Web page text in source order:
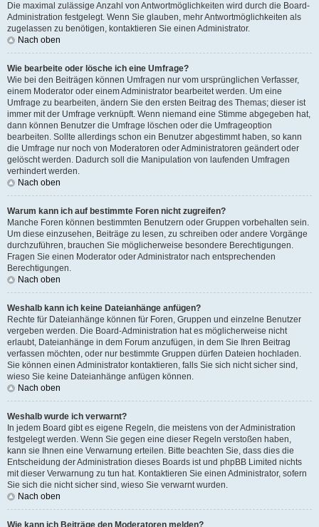
Die maximal zulässige Anzahl von Antwortmöglichkeiten wird durch die Board-
Administration festgelegt. Wenn Sie glauben, mehr Antwortmöglichkeiten als
zugelassen zu benötigen, kontaktieren Sie einen Administrator.
Nach oben
Wie bearbeite oder lösche ich eine Umfrage?
Wie bei den Beiträgen können Umfragen nur vom ursprünglichen Verfasser,
einem Moderator oder einem Administrator bearbeitet werden. Um eine
Umfrage zu bearbeiten, ändern Sie den ersten Beitrag des Themas; dieser ist
immer mit der Umfrage verknüpft. Wenn niemand eine Stimme abgegeben hat,
dann können Benutzer die Umfrage löschen oder die Umfrageoption
bearbeiten. Sollte allerdings schon ein Benutzer abgestimmt haben, so kann
die Umfrage nur noch von Moderatoren oder Administratoren geändert oder
gelöscht werden. Dadurch soll die Manipulation von laufenden Umfragen
verhindert werden.
Nach oben
Warum kann ich auf bestimmte Foren nicht zugreifen?
Manche Foren können bestimmten Benutzern oder Gruppen vorbehalten sein.
Um diese einzusehen, Beiträge zu lesen, zu schreiben oder andere Vorgänge
durchzuführen, brauchen Sie möglicherweise besondere Berechtigungen.
Fragen Sie einen Moderator oder Administrator nach entsprechenden
Berechtigungen.
Nach oben
Weshalb kann ich keine Dateianhänge anfügen?
Rechte für Dateianhänge können für Foren, Gruppen und einzelne Benutzer
vergeben werden. Die Board-Administration hat es möglicherweise nicht
erlaubt, Dateianhänge in dem Forum anzufügen, in dem Sie Ihren Beitrag
verfassen möchten, oder nur bestimmte Gruppen dürfen Dateien hochladen.
Sie können einen Administrator kontaktieren, falls Sie sich nicht sicher sind,
wieso Sie keine Dateianhänge anfügen können.
Nach oben
Weshalb wurde ich verwarnt?
In jedem Board gibt es eigene Regeln, die meistens von der Administration
festgelegt werden. Wenn Sie gegen eine dieser Regeln verstoßen haben,
kann sie Ihnen eine Verwarnung erteilen. Bitte beachten Sie, dass dies die
Entscheidung der Administration dieses Boards ist und phpBB Limited nichts
mit dieser Verwarnung zu tun hat. Kontaktieren Sie einen Administrator, sofern
Sie sich die nicht sicher sind, wieso Sie verwarnt wurden.
Nach oben
Wie kann ich Beiträge den Moderatoren melden?